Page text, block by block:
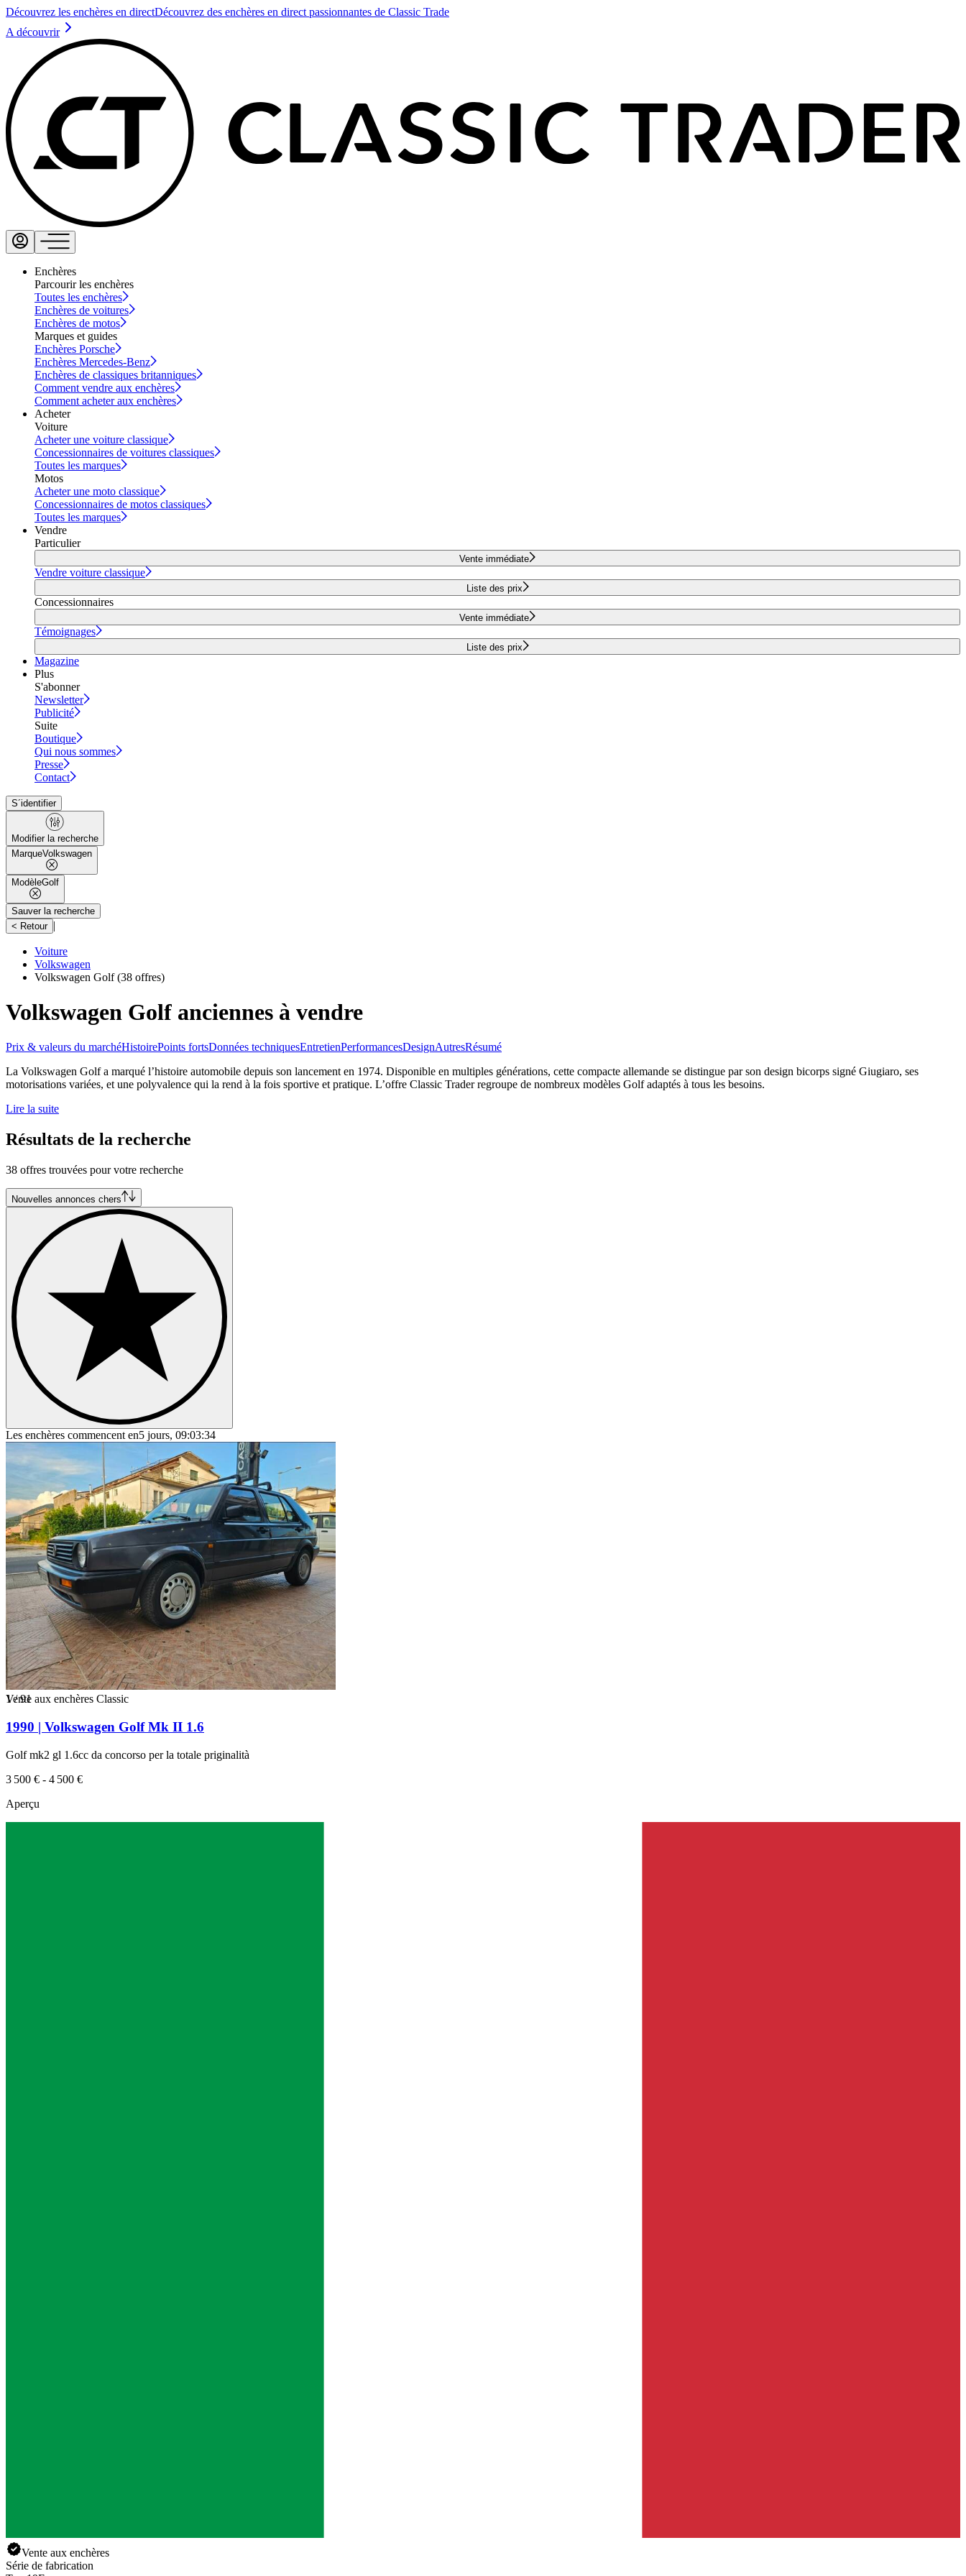
Découvrez les enchères en directDécouvrez des enchères en direct passionnantes de Classic Trade
A découvrir
Enchères
Parcourir les enchères
Toutes les enchères
Enchères de voitures
Enchères de motos
Marques et guides
Enchères Porsche
Enchères Mercedes-Benz
Enchères de classiques britanniques
Comment vendre aux enchères
Comment acheter aux enchères
Acheter
Voiture
Acheter une voiture classique
Concessionnaires de voitures classiques
Toutes les marques
Motos
Acheter une moto classique
Concessionnaires de motos classiques
Toutes les marques
Vendre
Particulier
Vente immédiate
Vendre voiture classique
Liste des prix
Concessionnaires
Vente immédiate
Témoignages
Liste des prix
Magazine
Plus
S'abonner
Newsletter
Publicité
Suite
Boutique
Qui nous sommes
Presse
Contact
S´identifier
Modifier la recherche
MarqueVolkswagen
ModèleGolf
Sauver la recherche
< Retour |
Voiture
Volkswagen
Volkswagen Golf(38 offres)
Volkswagen Golf anciennes à vendre
Prix & valeurs du marchéHistoirePoints fortsDonnées techniquesEntretienPerformancesDesignAutresRésumé
La Volkswagen Golf a marqué l’histoire automobile depuis son lancement en 1974. Disponible en multiples générations, cette compacte allemande se distingue par son design bicorps signé Giugiaro, ses
motorisations variées, et une polyvalence qui la rend à la fois sportive et pratique. L’offre Classic Trader regroupe de nombreux modèles Golf adaptés à tous les besoins.
Lire la suite
Résultats de la recherche
38 offres trouvées pour votre recherche
Nouvelles annonces chers
Les enchères commencent en5 jours, 09:03:34
1/91
Vente aux enchères Classic
1990 | Volkswagen Golf Mk II 1.6
Golf mk2 gl 1.6cc da concorso per la totale priginalità
3 500 € - 4 500 €
Aperçu
Vente aux enchères
Série de fabrication